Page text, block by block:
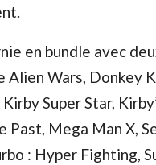
en bundle avec
Wars, Donkey
Super Star,
Past, Mega Man X,
: Hyper Fighting,